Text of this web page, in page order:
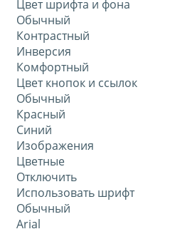
Цвет шрифта и фона
Обычный
Контрастный
Инверсия
Комфортный
Цвет кнопок и ссылок
Обычный
Красный
Синий
Изображения
Цветные
Отключить
Использовать шрифт
Обычный
Arial